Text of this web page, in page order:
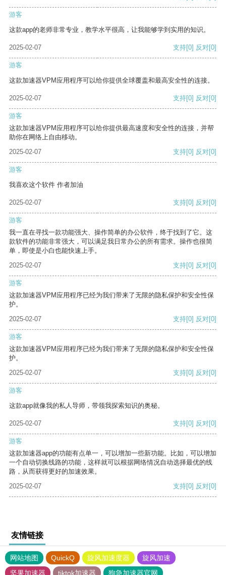
游客
这款app的老师非常专业，教学水平很高，让我能够学到实用的知识。
2025-02-07 支持[0] 反对[0]
游客
这款加速器VPM应用程序可以给你提供全球覆盖和最高安全性的连接。
2025-02-07 支持[0] 反对[0]
游客
这款加速器VPM应用程序可以给你提供最高速度和安全性的连接，并帮
助你在网络上自由移动。
2025-02-07
支持[0] 反对[0]
游客
我喜欢这个软件 作者加油
2025-02-07 支持[0] 反对[0]
游客
我一直在寻找一款功能强大、操作简单的办公软件，终于找到了它。这
款软件的功能非常强大，可以满足我日常办公的所有需求。操作也很简
单，即使是小白也能快速上手。
2025-02-07
支持[0] 反对[0]
游客
这款加速器VPM应用程序已经为我们带来了无限的隐私保护和安全性保
护。
2025-02-07
支持[0] 反对[0]
游客
这款加速器VPM应用程序已经为我们带来了无限的隐私保护和安全性保
护。
2025-02-07
支持[0] 反对[0]
游客
这款app就像我的私人导师，带领我探索知识的奥秘。
2025-02-07 支持[0] 反对[0]
游客
这款加速器app的功能有点单一，可以增加一些新功能。比如，可以增加
一个自动切换线路的功能，这样就可以根据网络情况自动选择最优的线
路，从而获得更好的加速效果。
2025-02-07
支持[0] 反对[0]
友情链接
网站地图 QuickQ 旋风加速度器
旋风加速
坚果加速器
tiktok加速器 狗急加速器官网